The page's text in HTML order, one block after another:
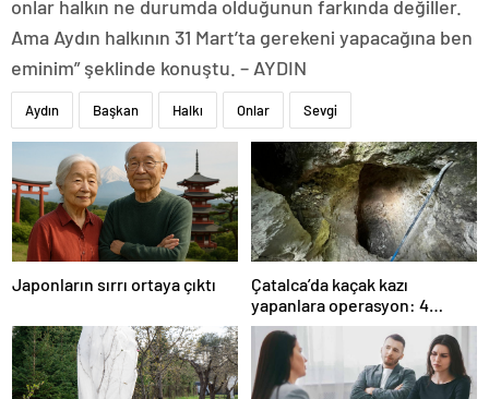
onlar halkın ne durumda olduğunun farkında değiller.
Ama Aydın halkının 31 Mart’ta gerekeni yapacağına ben
eminim” şeklinde konuştu. – AYDIN
Aydın Başkan Halkı Onlar Sevgi
Japonların sırrı ortaya çıktı
Çatalca’da kaçak kazı
yapanlara operasyon: 4
gözaltı